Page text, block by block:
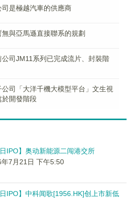
是極越汽車的供應商
與亞馬遜直接聯系的規劃
司JM11系列已完成流片、封裝階
司「大洋千機大模型平台」文生視
於開發階段
日IPO】奥动新能源二闯港交所
年7月21日 下午5:50
日IPO】中科闻歌[1956.HK]创上市新低